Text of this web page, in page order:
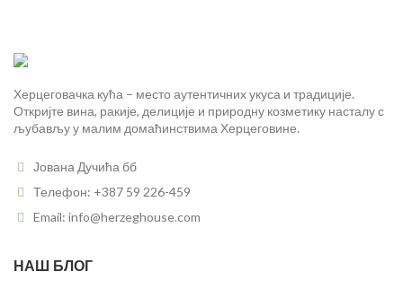
Херцеговачка кућа – место аутентичних укуса и традиције.
Откријте вина, ракије, делиције и природну козметику насталу с
љубављу у малим домаћинствима Херцеговине.
Јована Дучића бб
Телефон: +387 59 226-459
Email: info@herzeghouse.com
НАШ БЛОГ